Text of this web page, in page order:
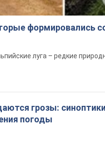
формировались
луга – редкие
грозы:
погоды